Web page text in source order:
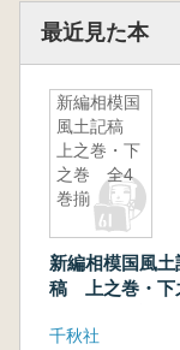
最近見た本
新編相模国
風土記稿
上之巻・下
之巻 全4
巻揃
新編相模国風土
稿 上之巻・下
千秋社